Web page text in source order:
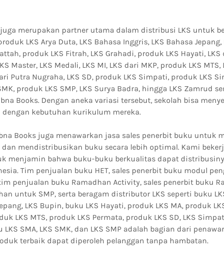
merupakan partner utama dalam distribusi LKS untuk
LKS Arya Duta, LKS Bahasa Inggris, LKS Bahasa Jepang,
produk LKS Fitrah, LKS Grahadi, produk LKS Hayati,
Master, LKS Medali, LKS MI, LKS dari MKP, produk LKS MTS,
Putra Nugraha, LKS SD, produk LKS Simpati, produk LKS
produk LKS SMP, LKS Surya Badra, hingga LKS Zamrud
Books. Dengan aneka variasi tersebut, sekolah bisa
dengan kebutuhan kurikulum mereka.
Books juga menawarkan jasa sales penerbit buku untuk
dan mendistribusikan buku secara lebih optimal. Kami
menjamin bahwa buku-buku berkualitas dapat
Tim penjualan buku HET, sales penerbit buku modul
penjualan buku Ramadhan Activity, sales penerbit buku
untuk SMP, serta beragam distributor LKS seperti buku
LKS Bupin, buku LKS Hayati, produk LKS MA, produk
LKS MTS, produk LKS Permata, produk LKS SD, LKS
SMA, LKS SMK, dan LKS SMP adalah bagian dari
terbaik dapat diperoleh pelanggan tanpa hambatan.